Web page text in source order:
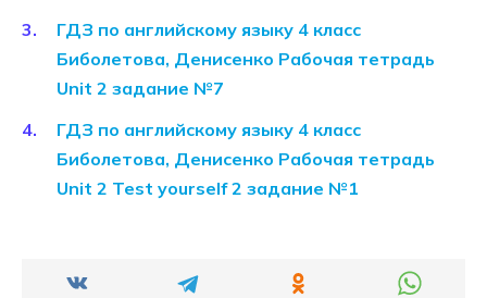
ГДЗ по английскому языку 4 класс
Биболетова, Денисенко Рабочая тетрадь
Unit 2 задание №7
ГДЗ по английскому языку 4 класс
Биболетова, Денисенко Рабочая тетрадь
Unit 2 Test yourself 2 задание №1